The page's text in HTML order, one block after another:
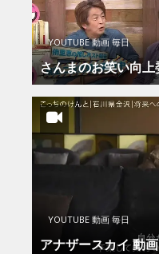
YOUTUBE 動画 毎日
さんまのお笑い向
YOUTUBE 動画 毎日
アナザースカイ 動